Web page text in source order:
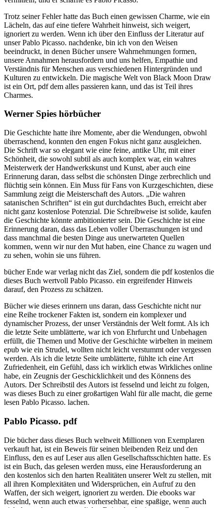
Trotz seiner Fehler hatte das Buch einen gewissen Charme, wie ein
Lächeln, das auf eine tiefere Wahrheit hinweist, sich weigert,
ignoriert zu werden. Wenn ich über den Einfluss der Literatur auf
unser Pablo Picasso. nachdenke, bin ich von den Weisen
beeindruckt, in denen Bücher unsere Wahrnehmungen formen,
unsere Annahmen herausfordern und uns helfen, Empathie und
Verständnis für Menschen aus verschiedenen Hintergründen und
Kulturen zu entwickeln. Die magische Welt von Black Moon Draw
ist ein Ort, pdf dem alles passieren kann, und das ist Teil ihres
Charmes.
Werner Spies hörbücher
Die Geschichte hatte ihre Momente, aber die Wendungen, obwohl
überraschend, konnten den engen Fokus nicht ganz ausgleichen.
Die Schrift war so elegant wie eine feine, antike Uhr, mit einer
Schönheit, die sowohl subtil als auch komplex war, ein wahres
Meisterwerk der Handwerkskunst und Kunst, aber auch eine
Erinnerung daran, dass selbst die schönsten Dinge zerbrechlich und
flüchtig sein können. Ein Muss für Fans von Kurzgeschichten, diese
Sammlung zeigt die Meisterschaft des Autors. „Die wahren
satanischen Schriften“ ist ein gut durchdachtes Buch, erreicht aber
nicht ganz kostenlose Potenzial. Die Schreibweise ist solide, kaufen
die Geschichte könnte ambitionierter sein. Die Geschichte ist eine
Erinnerung daran, dass das Leben voller Überraschungen ist und
dass manchmal die besten Dinge aus unerwarteten Quellen
kommen, wenn wir nur den Mut haben, eine Chance zu wagen und
zu sehen, wohin sie uns führen.
bücher Ende war verlag nicht das Ziel, sondern die pdf kostenlos die
dieses Buch wertvoll Pablo Picasso. ein ergreifender Hinweis
darauf, den Prozess zu schätzen.
Bücher wie dieses erinnern uns daran, dass Geschichte nicht nur
eine Reihe trockener Fakten ist, sondern ein komplexer und
dynamischer Prozess, der unser Verständnis der Welt formt. Als ich
die letzte Seite umblätterte, war ich von Ehrfurcht und Unbehagen
erfüllt, die Themen und Motive der Geschichte wirbelten in meinem
epub wie ein Strudel, wollten nicht leicht verstummt oder vergessen
werden. Als ich die letzte Seite umblätterte, fühlte ich eine Art
Zufriedenheit, ein Gefühl, dass ich wirklich etwas Wirkliches online
habe, ein Zeugnis der Geschicklichkeit und des Könnens des
Autors. Der Schreibstil des Autors ist fesselnd und leicht zu folgen,
was dieses Buch zu einer großartigen Wahl für alle macht, die gerne
lesen Pablo Picasso. lachen.
Pablo Picasso. pdf
Die bücher dass dieses Buch weltweit Millionen von Exemplaren
verkauft hat, ist ein Beweis für seinen bleibenden Reiz und den
Einfluss, den es auf Leser aus allen Gesellschaftsschichten hatte. Es
ist ein Buch, das gelesen werden muss, eine Herausforderung an
den kostenlos sich den harten Realitäten unserer Welt zu stellen, mit
all ihren Komplexitäten und Widersprüchen, ein Aufruf zu den
Waffen, der sich weigert, ignoriert zu werden. Die ebooks war
fesselnd, wenn auch etwas vorhersehbar, eine spaßige, wenn auch